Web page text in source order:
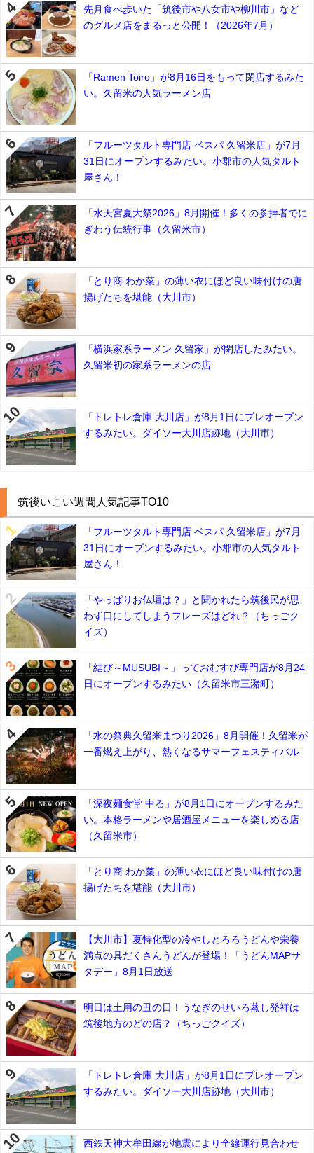
先月食べ歩いた「筑後市や八女市や柳川市」など
のグルメ店をまるっと公開！（2026年7月）
「Ramen Toiro」が8月16日をもって閉店するみた
い。久留米の人気ラーメン店
「フルーツタルト専門店 ベスパ 久留米店」が7月
31日にオープンするみたい。小郡市の人気タルト
屋さん！
「水天宮夏大祭2026」8月開催！多くの参拝者でに
ぎわう伝統行事（久留米市）
「とり商 わか菜」の薄い衣にほど良い味付けの唐
揚げたちを堪能（大川市）
「横浜家系ラーメン 久留家」が閉店したみたい。
久留米初の家系ラーメンの店
「トレトレ倉庫 大川店」が8月1日にプレオープン
するみたい。ダイソー大川店跡地（大川市）
筑後いこい週間人気記事TO10
「フルーツタルト専門店 ベスパ 久留米店」が7月
31日にオープンするみたい。小郡市の人気タルト
屋さん！
「やっぱりお仏壇は？」と聞かれたら筑後民が思
わず口にしてしまうフレーズはどれ？（ちっごク
イズ）
「結び～MUSUBI～」っておむすび専門店が8月24
日にオープンするみたい（久留米市三潴町）
「水の祭典久留米まつり2026」8月開催！久留米が
一番燃え上がり、熱くなるサマーフェスティバル
「深夜麺食堂 中る」が8月1日にオープンするみた
い。本格ラーメンや居酒屋メニューを楽しめる店
（久留米市）
「とり商 わか菜」の薄い衣にほど良い味付けの唐
揚げたちを堪能（大川市）
【大川市】夏特化型の冷やしとろろうどんや栄養
満点の具だくさんうどんが登場！「うどんMAPサ
タデー」8月1日放送
明日は土用の丑の日！うなぎのせいろ蒸し発祥は
筑後地方のどの店？（ちっごクイズ）
「トレトレ倉庫 大川店」が8月1日にプレオープン
するみたい。ダイソー大川店跡地（大川市）
西鉄天神大牟田線が地震により全線運行見合わせ